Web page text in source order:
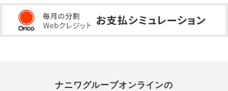
ナニワグループオンラインの